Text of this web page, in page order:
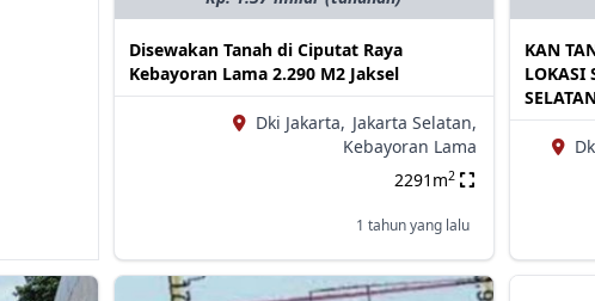
Disewakan Tanah di Ciputat Raya
Kebayoran Lama 2.290 M2 Jaksel
Dki Jakarta, Jakarta Selatan,
Kebayoran Lama
2291m2
1 tahun yang lalu
KAN
LOKASI